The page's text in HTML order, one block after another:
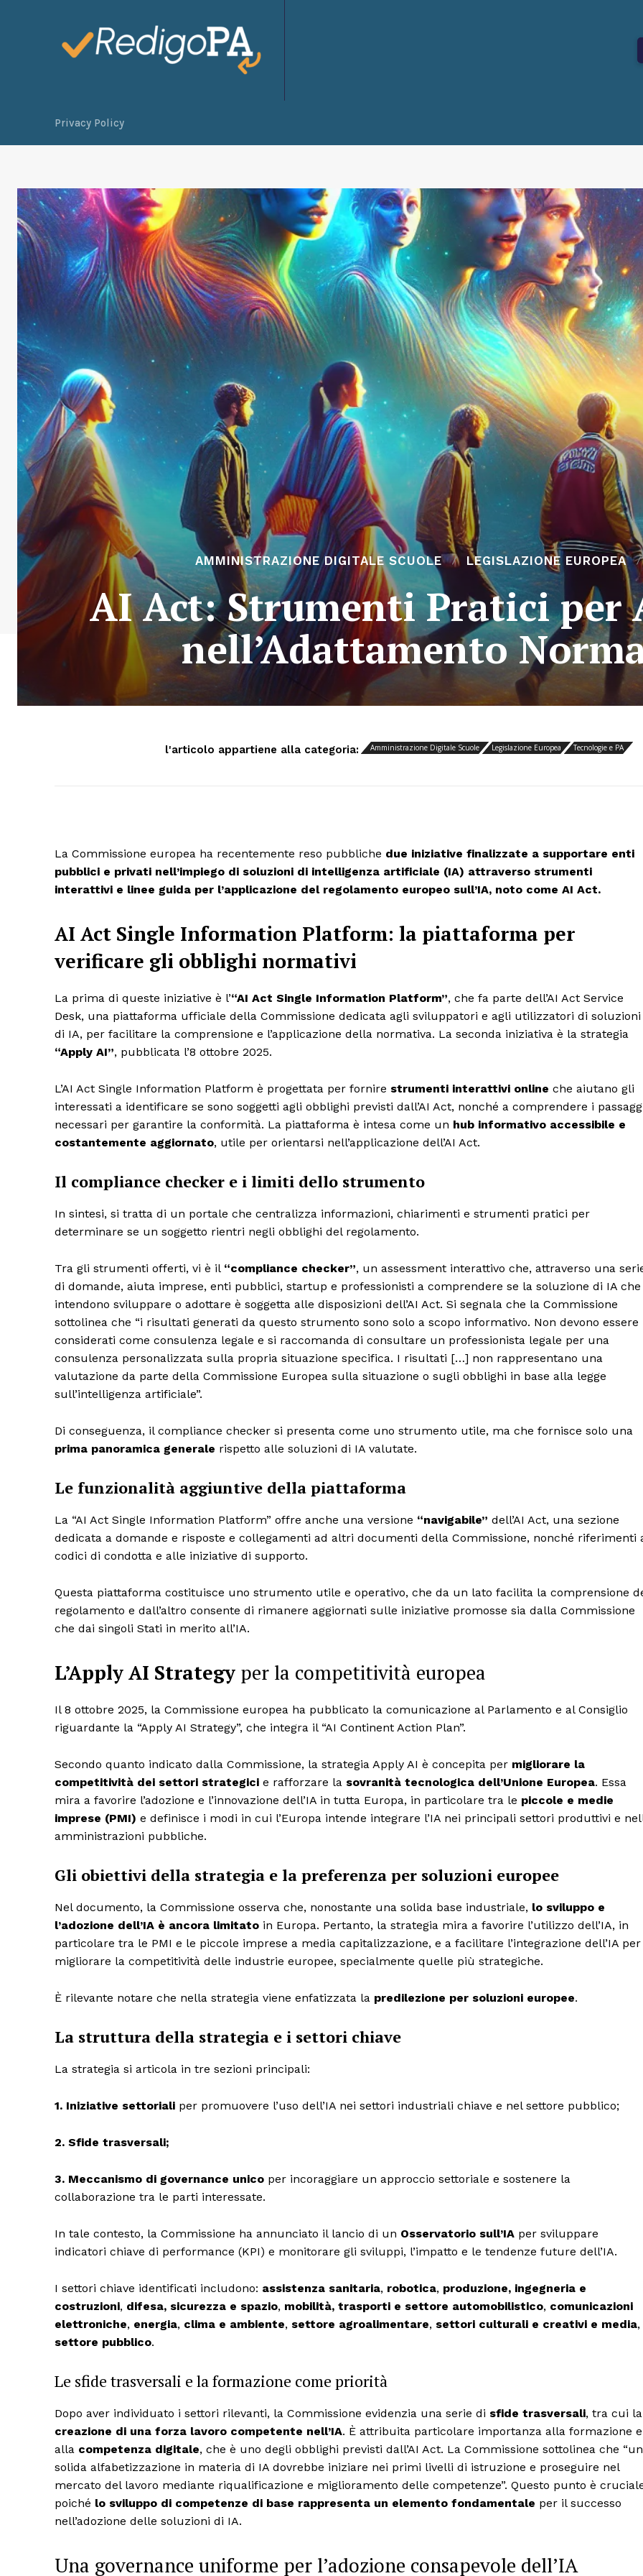
Privacy Policy
AMMINISTRAZIONE DIGITALE SCUOLE LEGISLAZIONE EUROPEA
AI Act: Strumenti Pratici per
nell’Adattamento
l'articolo appartiene alla categoria: Amministrazione Digitale Scuole Legislazione Europea Tecnologie e PA
La Commissione europea ha recentemente reso pubbliche due iniziative finalizzate a supportare enti
pubblici e privati nell’impiego di soluzioni di intelligenza artificiale (IA) attraverso strumenti
interattivi e linee guida per l’applicazione del regolamento europeo sull’IA, noto come AI Act.
AI Act Single Information Platform: la piattaforma per
verificare gli obblighi normativi
La prima di queste iniziative è l’“AI Act Single Information Platform”, che fa parte dell’AI Act Service
Desk, una piattaforma ufficiale della Commissione dedicata agli sviluppatori e agli utilizzatori di soluzioni
di IA, per facilitare la comprensione e l’applicazione della normativa. La seconda iniziativa è la strategia
“Apply AI”, pubblicata l’8 ottobre 2025.
L’AI Act Single Information Platform è progettata per fornire strumenti interattivi online che aiutano gli
interessati a identificare se sono soggetti agli obblighi previsti dall’AI Act, nonché a comprendere i
necessari per garantire la conformità. La piattaforma è intesa come un hub informativo accessibile e
costantemente aggiornato, utile per orientarsi nell’applicazione dell’AI Act.
Il compliance checker e i limiti dello strumento
In sintesi, si tratta di un portale che centralizza informazioni, chiarimenti e strumenti pratici per
determinare se un soggetto rientri negli obblighi del regolamento.
Tra gli strumenti offerti, vi è il “compliance checker”, un assessment interattivo che, attraverso una
di domande, aiuta imprese, enti pubblici, startup e professionisti a comprendere se la soluzione di IA che
intendono sviluppare o adottare è soggetta alle disposizioni dell’AI Act. Si segnala che la Commissione
sottolinea che “i risultati generati da questo strumento sono solo a scopo informativo. Non devono essere
considerati come consulenza legale e si raccomanda di consultare un professionista legale per una
consulenza personalizzata sulla propria situazione specifica. I risultati […] non rappresentano una
valutazione da parte della Commissione Europea sulla situazione o sugli obblighi in base alla legge
sull’intelligenza artificiale”.
Di conseguenza, il compliance checker si presenta come uno strumento utile, ma che fornisce solo una
prima panoramica generale rispetto alle soluzioni di IA valutate.
Le funzionalità aggiuntive della piattaforma
La “AI Act Single Information Platform” offre anche una versione “navigabile” dell’AI Act, una sezione
dedicata a domande e risposte e collegamenti ad altri documenti della Commissione, nonché riferimenti
codici di condotta e alle iniziative di supporto.
Questa piattaforma costituisce uno strumento utile e operativo, che da un lato facilita la comprensione
regolamento e dall’altro consente di rimanere aggiornati sulle iniziative promosse sia dalla Commissione
che dai singoli Stati in merito all’IA.
L’Apply AI Strategy per la competitività europea
Il 8 ottobre 2025, la Commissione europea ha pubblicato la comunicazione al Parlamento e al Consiglio
riguardante la “Apply AI Strategy”, che integra il “AI Continent Action Plan”.
Secondo quanto indicato dalla Commissione, la strategia Apply AI è concepita per migliorare la
competitività dei settori strategici e rafforzare la sovranità tecnologica dell’Unione Europea. Essa
mira a favorire l’adozione e l’innovazione dell’IA in tutta Europa, in particolare tra le piccole e medie
imprese (PMI) e definisce i modi in cui l’Europa intende integrare l’IA nei principali settori produttivi e
amministrazioni pubbliche.
Gli obiettivi della strategia e la preferenza per soluzioni europee
Nel documento, la Commissione osserva che, nonostante una solida base industriale, lo sviluppo e
l’adozione dell’IA è ancora limitato in Europa. Pertanto, la strategia mira a favorire l’utilizzo dell’IA, in
particolare tra le PMI e le piccole imprese a media capitalizzazione, e a facilitare l’integrazione dell’IA per
migliorare la competitività delle industrie europee, specialmente quelle più strategiche.
È rilevante notare che nella strategia viene enfatizzata la predilezione per soluzioni europee.
La struttura della strategia e i settori chiave
La strategia si articola in tre sezioni principali:
1. Iniziative settoriali per promuovere l’uso dell’IA nei settori industriali chiave e nel settore pubblico;
2. Sfide trasversali;
3. Meccanismo di governance unico per incoraggiare un approccio settoriale e sostenere la
collaborazione tra le parti interessate.
In tale contesto, la Commissione ha annunciato il lancio di un Osservatorio sull’IA per sviluppare
indicatori chiave di performance (KPI) e monitorare gli sviluppi, l’impatto e le tendenze future dell’IA.
I settori chiave identificati includono: assistenza sanitaria, robotica, produzione, ingegneria e
costruzioni, difesa, sicurezza e spazio, mobilità, trasporti e settore automobilistico, comunicazioni
elettroniche, energia, clima e ambiente, settore agroalimentare, settori culturali e creativi e media
settore pubblico.
Le sfide trasversali e la formazione come priorità
Dopo aver individuato i settori rilevanti, la Commissione evidenzia una serie di sfide trasversali, tra cui la
creazione di una forza lavoro competente nell’IA. È attribuita particolare importanza alla formazione e
alla competenza digitale, che è uno degli obblighi previsti dall’AI Act. La Commissione sottolinea che
solida alfabetizzazione in materia di IA dovrebbe iniziare nei primi livelli di istruzione e proseguire nel
mercato del lavoro mediante riqualificazione e miglioramento delle competenze”. Questo punto è
poiché lo sviluppo di competenze di base rappresenta un elemento fondamentale per il successo
nell’adozione delle soluzioni di IA.
Una governance uniforme per l’adozione consapevole dell’IA